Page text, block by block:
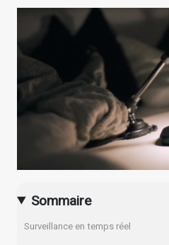
Sommaire
Surveillance en temps réel